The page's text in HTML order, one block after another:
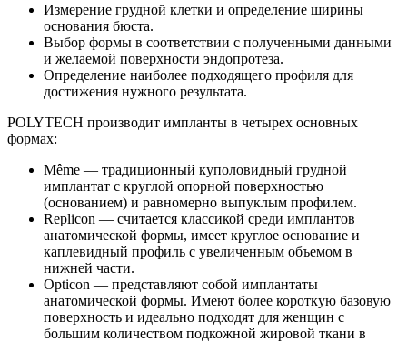
Измерение грудной клетки и определение ширины
основания бюста.
Выбор формы в соответствии с полученными данными
и желаемой поверхности эндопротеза.
Определение наиболее подходящего профиля для
достижения нужного результата.
POLYTECH производит импланты в четырех основных
формах:
Même — традиционный куполовидный грудной
имплантат с круглой опорной поверхностью
(основанием) и равномерно выпуклым профилем.
Replicon — считается классикой среди имплантов
анатомической формы, имеет круглое основание и
каплевидный профиль с увеличенным объемом в
нижней части.
Opticon — представляют собой имплантаты
анатомической формы. Имеют более короткую базовую
поверхность и идеально подходят для женщин с
большим количеством подкожной жировой ткани в